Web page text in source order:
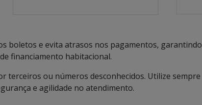
boletos e evita atrasos nos pagamentos, garantindo
financiamento habitacional.
terceiros ou números desconhecidos. Utilize sempre
e agilidade no atendimento.